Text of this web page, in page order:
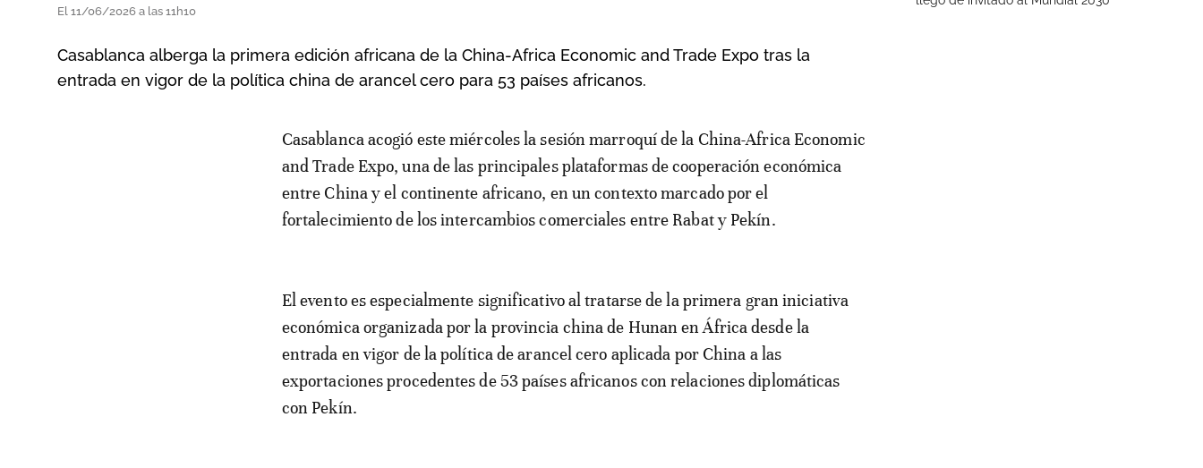
El 11/06/2026 a las 11h10
Casablanca alberga la primera edición africana de la China-Africa Economic and Trade Expo tras la
entrada en vigor de la política china de arancel cero para 53 países africanos.
Casablanca acogió este miércoles la sesión marroquí de la China-Africa Economic
and Trade Expo, una de las principales plataformas de cooperación económica
entre China y el continente africano, en un contexto marcado por el
fortalecimiento de los intercambios comerciales entre Rabat y Pekín.
El evento es especialmente significativo al tratarse de la primera gran iniciativa
económica organizada por la provincia china de Hunan en África desde la
entrada en vigor de la política de arancel cero aplicada por China a las
exportaciones procedentes de 53 países africanos con relaciones diplomáticas
con Pekín.